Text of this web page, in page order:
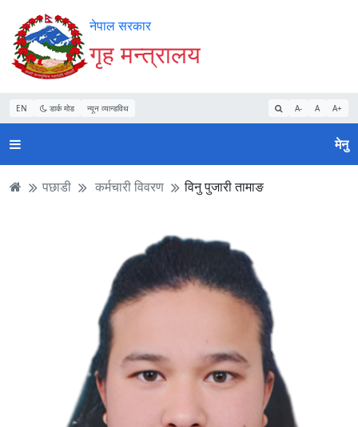
Accessibility
Mode
सुरु
गर्नुहोस्
सामाग्री
पढ्नुहाेस्
नेभिगेसन
पढ्नुहाेस्
वेबसाइट
खोजमा
जानुहोस्
नेपाल सरकार
गृह मन्त्रालय
EN डार्क मोड न्यून व्यान्डविथ A- A A+
मेनु
पछाडी कर्मचारी विवरण विनु पुजारी तामाङ